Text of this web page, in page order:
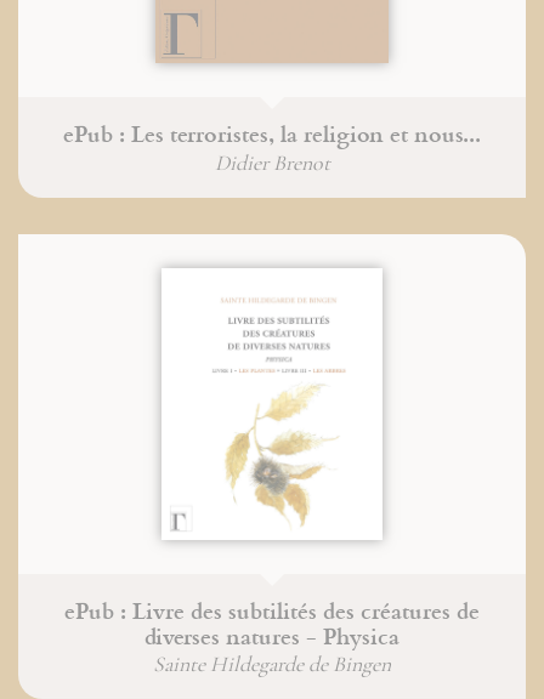
ePub : Les terroristes, la religion et nous...
Didier Brenot
ePub : Livre des subtilités des créatures de
diverses natures - Physica
Sainte Hildegarde de Bingen